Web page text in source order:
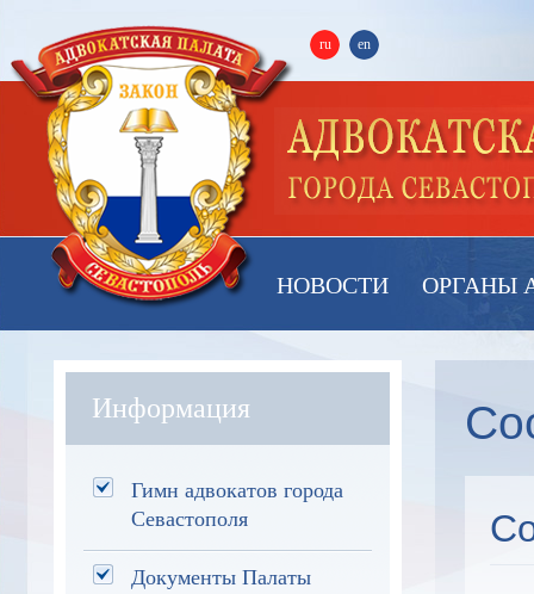
ru en
НОВОСТИ ОРГАНЫ
Информация
Гимн адвокатов города
Севастополя
Документы Палаты